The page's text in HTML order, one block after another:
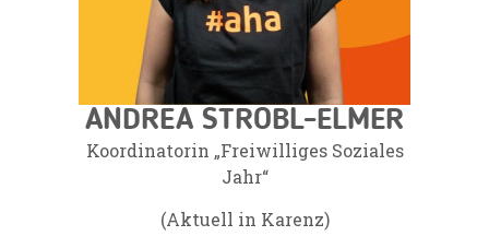
ANDREA STROBL-ELMER
Koordinatorin „Freiwilliges Soziales
Jahr“
(Aktuell in Karenz)